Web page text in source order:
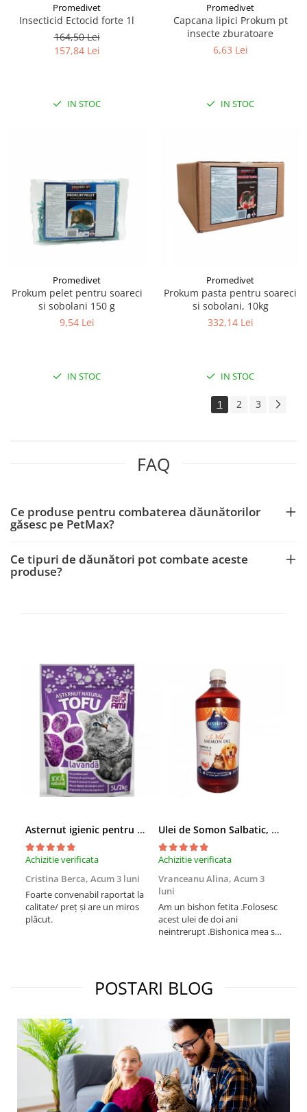
Promedivet
Insecticid Ectocid forte 1l
164,50 Lei
157,84 Lei
IN STOC
Promedivet
Capcana lipici Prokum pt
insecte zburatoare
6,63 Lei
IN STOC
Promedivet
Prokum pelet pentru soareci
si sobolani 150 g
9,54 Lei
IN STOC
Promedivet
Prokum pasta pentru soareci
si sobolani, 10kg
332,14 Lei
IN STOC
1 2 3
FAQ
Ce produse pentru combaterea dăunătorilor
găsesc pe PetMax?
Ce tipuri de dăunători pot combate aceste
produse?
Asternut igienic pentru pisici Tofu Lavanda, Mon Petit 5 l
Achizitie verificata
Cristina Berca, Acum 3 luni
Foarte convenabil raportat la
calitate/ preț și are un miros
plăcut.
Ulei de Somon Salbatic, câini și pisici, piele si blană, BEST4PETS, 1l
Achizitie verificata
Vranceanu Alina, Acum 3
luni
Am un bishon fetita .Folosesc
acest ulei de doi ani
neintrerupt .Bishonica mea se
treia comanda recomand cu
mult drag !
POSTARI BLOG